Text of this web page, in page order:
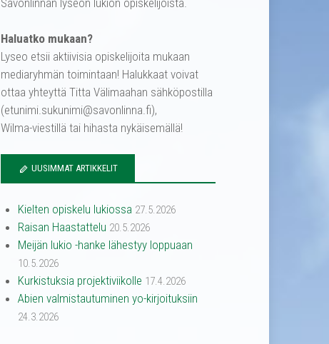
Savonlinnan lyseon lukion opiskelijoista.
Haluatko mukaan?
Lyseo etsii aktiivisia opiskelijoita mukaan
mediaryhmän toimintaan! Halukkaat voivat
ottaa yhteyttä Titta Välimaahan sähköpostilla
(etunimi.sukunimi@savonlinna.fi),
Wilma-viestillä tai hihasta nykäisemällä!
UUSIMMAT ARTIKKELIT
Kielten opiskelu lukiossa 27.5.2026
Raisan Haastattelu 20.5.2026
Meijän lukio -hanke lähestyy loppuaan
10.5.2026
Kurkistuksia projektiviikolle 17.4.2026
Abien valmistautuminen yo-kirjoituksiin
24.3.2026